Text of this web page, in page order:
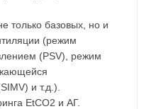
только базовых, но и
(режим
(PSV), режим
и т.д.).
EtCO2 и АГ.